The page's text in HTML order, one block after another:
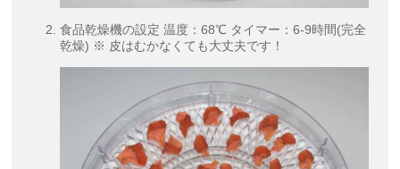
食品乾燥機の設定 温度：68℃ タイマー：6-9時間(完全
乾燥) ※ 皮はむかなくても大丈夫です！